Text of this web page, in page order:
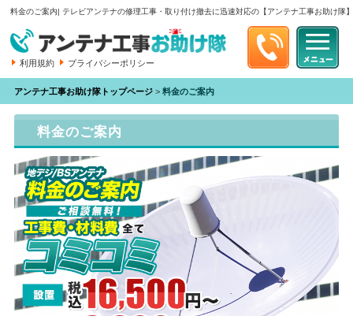
料金のご案内| テレビアンテナの修理工事・取り付け撤去に迅速対応の【アンテナ工事お助け隊
利用規約 プライバシーポリシー
アンテナ工事お助け隊トップページ> 料金のご案内
料金のご案内